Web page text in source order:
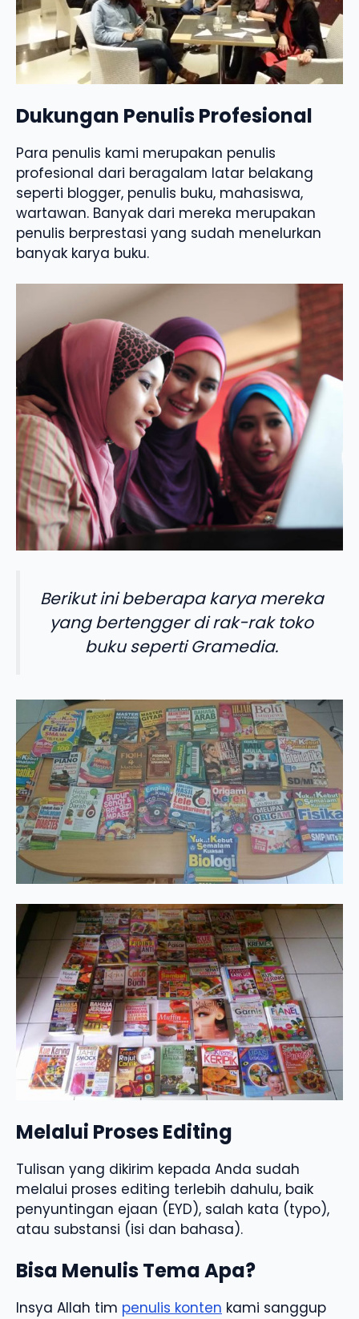
Dukungan Penulis Profesional
Para penulis kami merupakan penulis
profesional dari beragalam latar belakang
seperti blogger, penulis buku, mahasiswa,
wartawan. Banyak dari mereka merupakan
penulis berprestasi yang sudah menelurkan
banyak karya buku.
Berikut ini beberapa karya mereka
yang bertengger di rak-rak toko
buku seperti Gramedia.
Melalui Proses Editing
Tulisan yang dikirim kepada Anda sudah
melalui proses editing terlebih dahulu, baik
penyuntingan ejaan (EYD), salah kata (typo),
atau substansi (isi dan bahasa).
Bisa Menulis Tema Apa?
Insya Allah tim penulis konten kami sanggup